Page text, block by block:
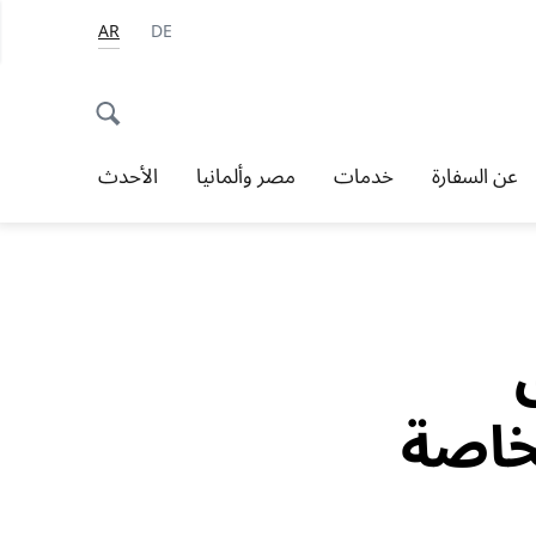
DE
AR
عن السفارة خدمات مصر وألمانيا الأحدث